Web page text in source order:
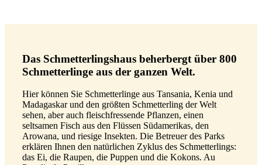
Das Schmetterlingshaus beherbergt über 800
Schmetterlinge aus der ganzen Welt.
Hier können Sie Schmetterlinge aus Tansania, Kenia und
Madagaskar und den größten Schmetterling der Welt
sehen, aber auch fleischfressende Pflanzen, einen
seltsamen Fisch aus den Flüssen Südamerikas, den
Arowana, und riesige Insekten. Die Betreuer des Parks
erklären Ihnen den natürlichen Zyklus des Schmetterlings:
das Ei, die Raupen, die Puppen und die Kokons. Au